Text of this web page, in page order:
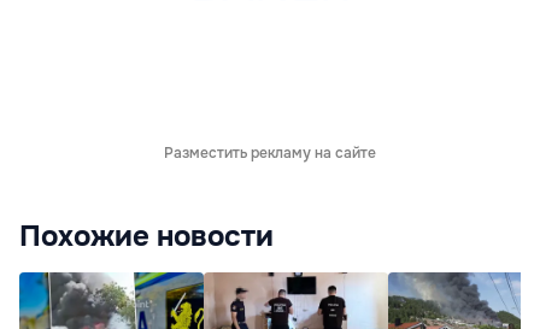
Разместить рекламу на сайте
Похожие новости